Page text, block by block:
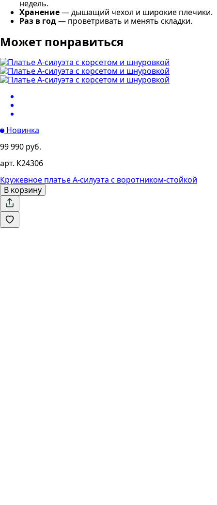
недель.
Хранение— дышащий чехол и широкие плечики.
Раз в год— проветривать и менять складки.
Может понравиться
Новинка
99 990 руб.
арт. К24306
Кружевное платье А-силуэта с воротником-стойкой
В корзину